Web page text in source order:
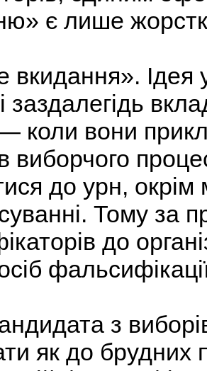
є лише
вкидання».
заздалегідь
коли вони
виборчого
до урн,
Тому за
до
з
як до брудних